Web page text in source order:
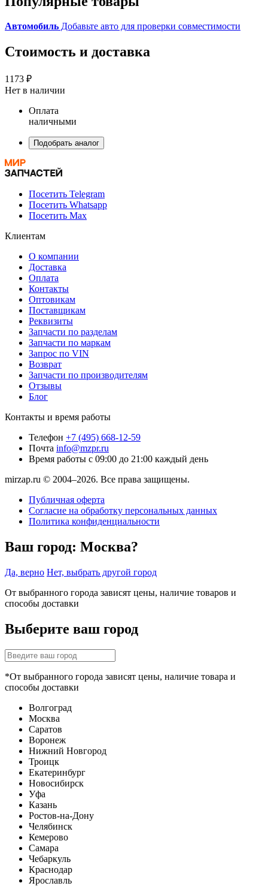
Автомобиль Добавьте авто для проверки совместимости
Стоимость и доставка
1173 ₽
Нет в наличии
Оплата
наличными
Подобрать аналог
Посетить Telegram
Посетить Whatsapp
Посетить Max
Клиентам
О компании
Доставка
Оплата
Контакты
Оптовикам
Поставщикам
Реквизиты
Запчасти по разделам
Запчасти по маркам
Запрос по VIN
Возврат
Запчасти по производителям
Отзывы
Блог
Контакты и время работы
Телефон +7 (495) 668-12-59
Почта info@mzpr.ru
Время работы с 09:00 до 21:00 каждый день
mirzap.ru © 2004–2026. Все права защищены.
Публичная оферта
Согласие на обработку персональных данных
Политика конфиденциальности
Ваш город: Москва?
Да, верно Нет, выбрать другой город
От выбранного города зависят цены, наличие товаров и
способы доставки
Выберите ваш город
*От выбранного города зависят цены, наличие товара и
способы доставки
Волгоград
Москва
Саратов
Воронеж
Нижний Новгород
Троицк
Екатеринбург
Новосибирск
Уфа
Казань
Ростов-на-Дону
Челябинск
Кемерово
Самара
Чебаркуль
Краснодар
Ярославль